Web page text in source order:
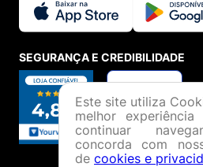
SEGURANÇA E CREDIBILIDADE
Este site utiliza
melhor
continuar
concorda com
de cookies e